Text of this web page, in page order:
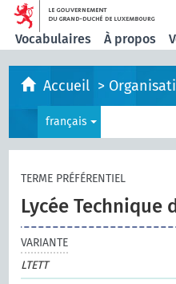
Vocabulaires À propos
Accueil >
français
TERME PRÉFÉRENTIEL
Lycée Technique
VARIANTE
LTETT